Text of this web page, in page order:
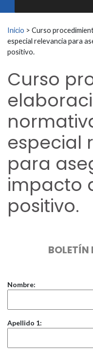
Buscar:
Inicio > Curso
especial relevancia para
positivo.
Curso
especial
para
impacto
positivo.
BOLETÍN
Nombre:
Apellido 1: